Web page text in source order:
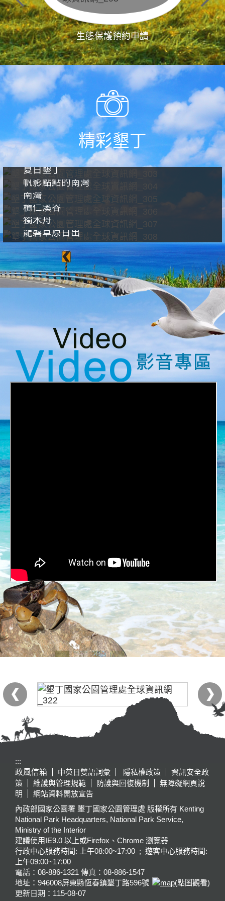
生態保護預約申請
精彩墾丁
夏日墾丁
帆影點點的南灣
南灣
欖仁溪谷
獨木舟
龍磐草原日出
:::
政風信箱
中英日雙語詞彙 隱私權政策
資訊安全政
策
維護與管理規範 防護與回復機制
無障礙網頁說
明
網站資料開放宣告
內政部國家公園署 墾丁國家公園管理處 版權所有 Kenting
National Park Headquarters, National Park Service,
Ministry of the Interior
建議使用IE9.0 以上或Firefox、Chrome 瀏覽器
行政中心服務時間: 上午08:00~17:00 ; 遊客中心服務時間:
上午09:00~17:00
電話：08-886-1321 傳真：08-886-1547
地址：946008屏東縣恆春鎮墾丁路596號
(點圖觀看)
更新日期： 115-08-07